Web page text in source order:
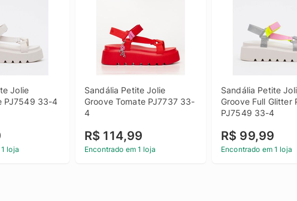
Jolie
PJ7549 33-4
loja
Sandália Petite Jolie
Groove Tomate PJ7737 33-
4
R$ 114,99
Encontrado em 1 loja
Sandália Petite
Groove Full Glitter
PJ7549 33-4
R$ 99,99
Encontrado em 1 loja